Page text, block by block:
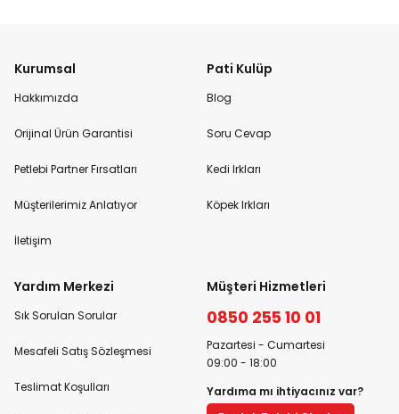
Kurumsal
Hakkımızda
Orijinal Ürün Garantisi
Petlebi Partner Fırsatları
Müşterilerimiz Anlatıyor
İletişim
Pati Kulüp
Blog
Soru Cevap
Kedi Irkları
Köpek Irkları
Yardım Merkezi
Sık Sorulan Sorular
Mesafeli Satış Sözleşmesi
Teslimat Koşulları
Müşteri Hizmetleri
0850 255 10 01
Pazartesi - Cumartesi
09:00 - 18:00
Yardıma mı ihtiyacınız var?